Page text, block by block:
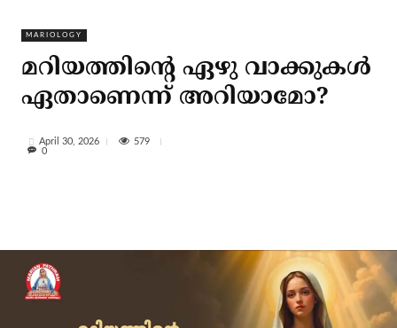
MARIOLOGY
മറിയത്തിന്റെ ഏഴു വാക്കുകള്‍
ഏതാണെന്ന് അറിയാമോ?
April 30, 2026
579
0